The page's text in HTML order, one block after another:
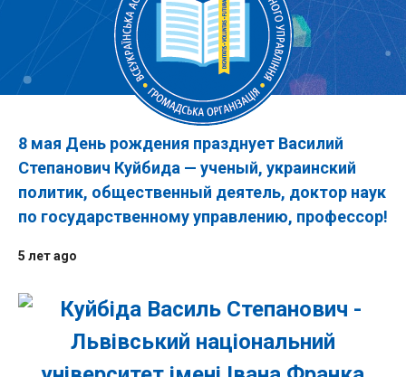
8 мая День рождения празднует Василий
Степанович Куйбида — ученый, украинский
политик, общественный деятель, доктор наук
по государственному управлению, профессор!
5 лет ago